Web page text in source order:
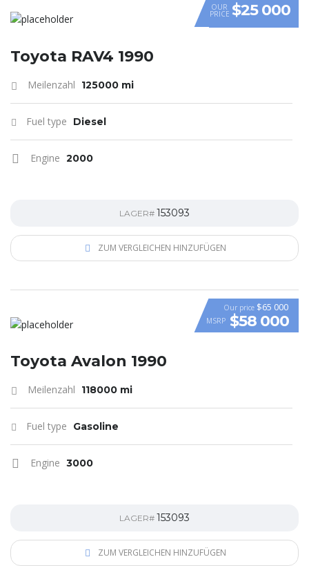
OUR
PRICE $25 000
Toyota RAV4 1990
Meilenzahl 125000 mi
Fuel type Diesel
Engine 2000
LAGER# 153093
ZUM VERGLEICHEN HINZUFÜGEN
VIDEO
Our price $65 000
MSRP $58 000
Toyota Avalon 1990
Meilenzahl 118000 mi
Fuel type Gasoline
Engine 3000
LAGER# 153093
ZUM VERGLEICHEN HINZUFÜGEN